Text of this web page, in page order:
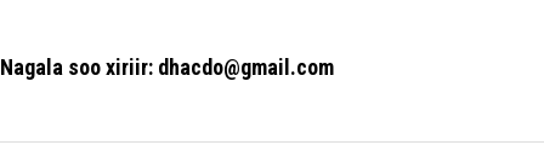
Nagala soo xiriir: dhacdo@gmail.com